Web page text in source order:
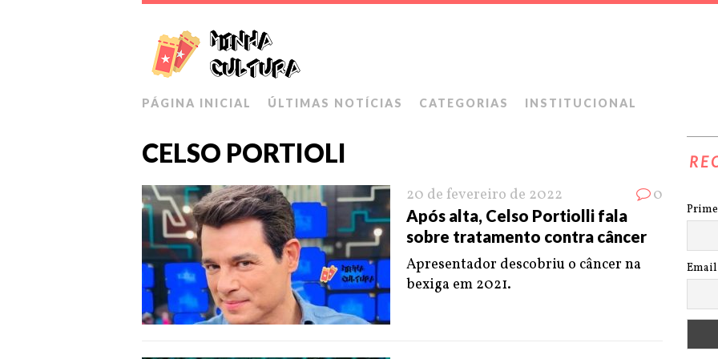
PÁGINA INICIAL ÚLTIMAS NOTÍCIAS CATEGORIAS INSTITUCIONAL
CELSO PORTIOLI
20 de fevereiro de 2022 0
Após alta, Celso Portiolli fala
sobre tratamento contra câncer
Apresentador descobriu o câncer na
bexiga em 2021.
Email